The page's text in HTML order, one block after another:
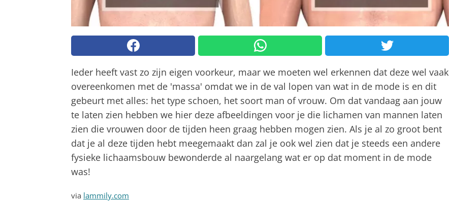
Ieder heeft vast zo zijn eigen voorkeur, maar we moeten wel erkennen dat deze wel vaak
overeenkomen met de 'massa' omdat we in de val lopen van wat in de mode is en dit
gebeurt met alles: het type schoen, het soort man of vrouw. Om dat vandaag aan jouw
te laten zien hebben we hier deze afbeeldingen voor je die lichamen van mannen laten
zien die vrouwen door de tijden heen graag hebben mogen zien. Als je al zo groot bent
dat je al deze tijden hebt meegemaakt dan zal je ook wel zien dat je steeds een andere
fysieke lichaamsbouw bewonderde al naargelang wat er op dat moment in de mode
was!
via lammily.com